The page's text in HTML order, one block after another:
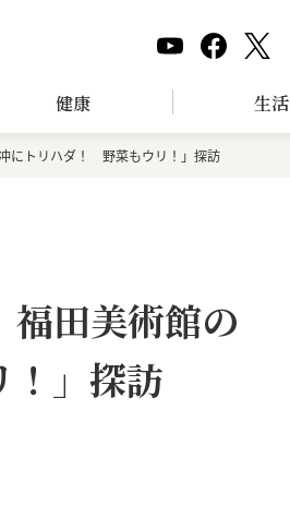
健康 生活
にトリハダ！ 野菜もウリ！」探訪
田美術館の
」探訪